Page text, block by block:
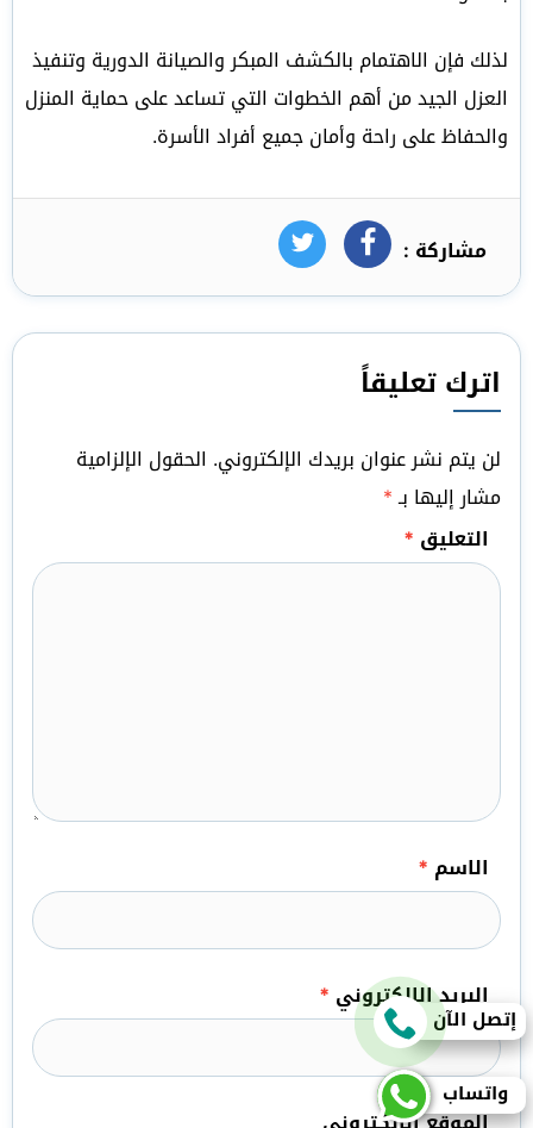
لذلك فإن الاهتمام بالكشف المبكر والصيانة الدورية وتنفيذ
العزل الجيد من أهم الخطوات التي تساعد على حماية المنزل
والحفاظ على راحة وأمان جميع أفراد الأسرة.
مشاركة : فيسبوكتويتر
اترك تعليقاً
لن يتم نشر عنوان بريدك الإلكتروني. الحقول الإلزامية
مشار إليها بـ*
التعليق *
الاسم *
البريد الإلكتروني *
إتصل الآن
واتساب